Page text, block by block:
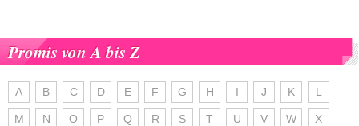
Promis von A bis Z
A B C D E F G H I J K L
M N O P Q R S T U V W X